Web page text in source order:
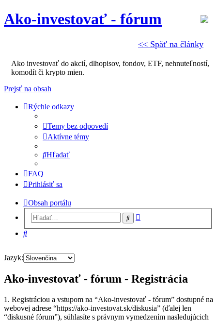
<< Späť na články
Ako-investovať - fórum
Ako investovať do akcií, dlhopisov, fondov, ETF, nehnuteľností,
komodít či krypto mien.
Prejsť na obsah
Rýchle odkazy
Temy bez odpovedí
Aktívne témy
Hľadať
FAQ
Prihlásiť sa
Obsah portálu
Hľadať
Hľadať
Jazyk:
Ako-investovať - fórum - Registrácia
1. Registráciou a vstupom na “Ako-investovať - fórum” dostupné na
webovej adrese “https://ako-investovat.sk/diskusia” (ďalej len
“diskusné fórum”), súhlasíte s právnym vymedzením nasledujúcich